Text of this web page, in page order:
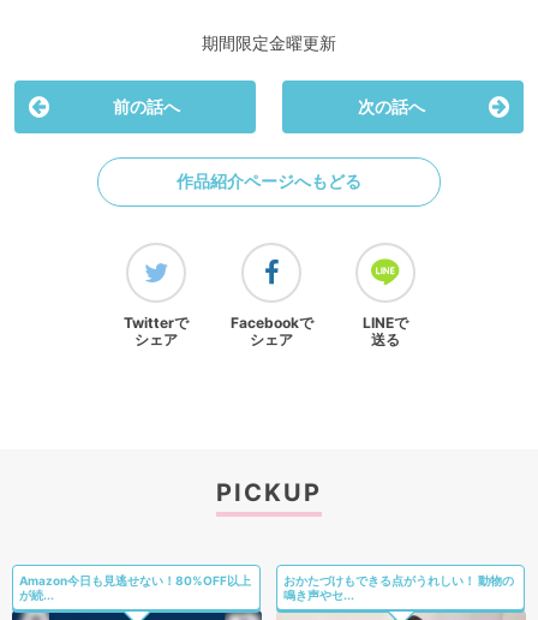
期間限定金曜更新
前の話へ 次の話へ
作品紹介ページへもどる
Twitterで
シェア
Facebookで
シェア
LINEで
送る
PICKUP
Amazon今日も見逃せない！80%OFF以上
が続...
おかたづけもできる点がうれしい！ 動物の
鳴き声やセ...